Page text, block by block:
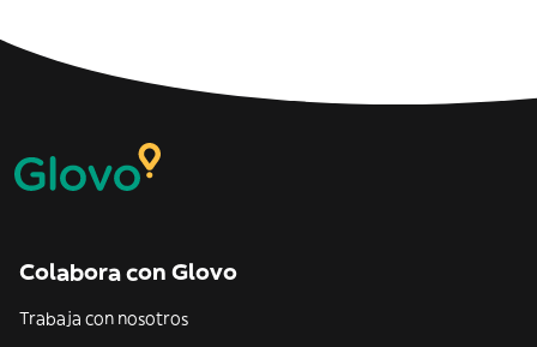
Colabora con Glovo
Trabaja con nosotros